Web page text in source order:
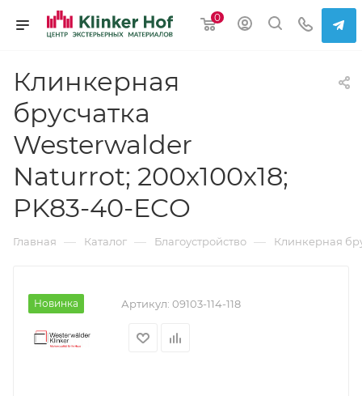
0
Клинкерная
брусчатка
Westerwalder
Naturrot; 200x100x18;
PK83-40-ECO
Главная — Каталог — Благоустройство — Клинкерная
Новинка Артикул: 09103-114-118